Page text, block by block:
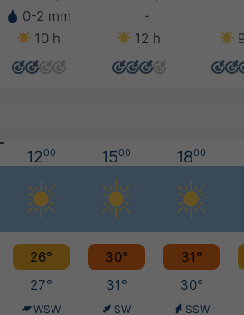
0-2 mm
10 h
-
12 h
1200 1500 1800
26° 30° 31°
27° 31° 30°
WSW SW SSW